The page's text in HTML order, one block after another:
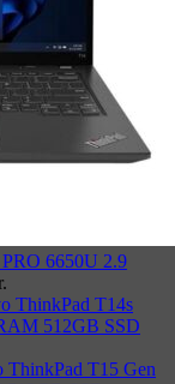
6650U 2.9
ThinkPad T14s
512GB SSD
ThinkPad T15 Gen